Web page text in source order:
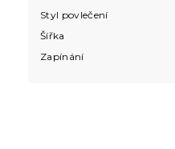
Styl povlečení
Šířka
Zapínání